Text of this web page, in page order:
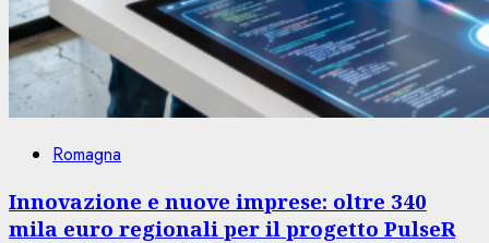
Romagna
Innovazione e nuove imprese: oltre 340
mila euro regionali per il progetto PulseR